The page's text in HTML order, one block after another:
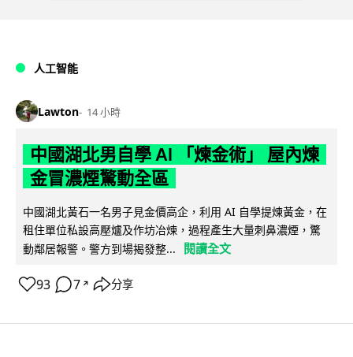
人工智能
Lawton 14 小時
中國湖北男自學 AI 「煉金術」 屋內煉
金冒濃煙驚動全區
中國湖北黃石一名男子見金價高企，利用 AI 自學提煉黃金，在
租住單位私設高壓爐及作坊冶煉，過程產生大量刺鼻濃煙，驚
動鄰居報警。警方到場揭發整...
閱讀全文
93 7 ↗ 分享